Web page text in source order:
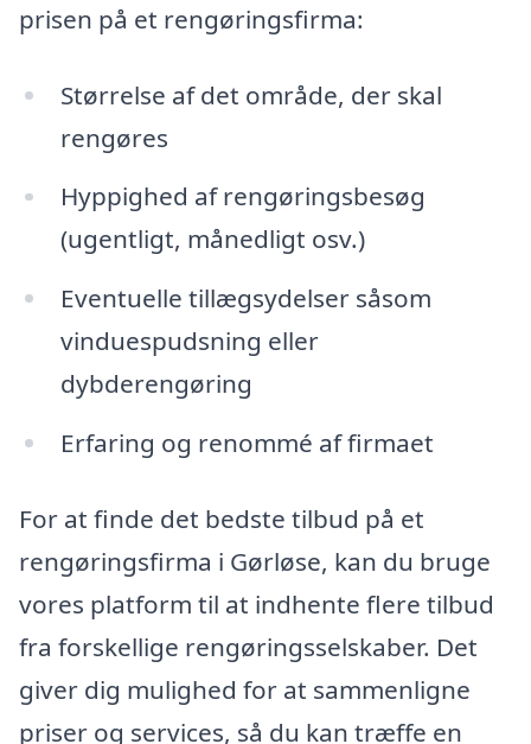
prisen på et rengøringsfirma:
Størrelse af det område, der skal
rengøres
Hyppighed af rengøringsbesøg
(ugentligt, månedligt osv.)
Eventuelle tillægsydelser såsom
vinduespudsning eller
dybderengøring
Erfaring og renommé af firmaet
For at finde det bedste tilbud på et
rengøringsfirma i Gørløse, kan du bruge
vores platform til at indhente flere tilbud
fra forskellige rengøringsselskaber. Det
giver dig mulighed for at sammenligne
priser og services, så du kan træffe en